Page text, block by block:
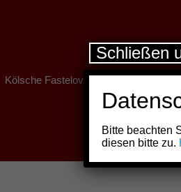
Kölsche Fastelovend
Bitte beachten
diesen bitte zu.
Schließen